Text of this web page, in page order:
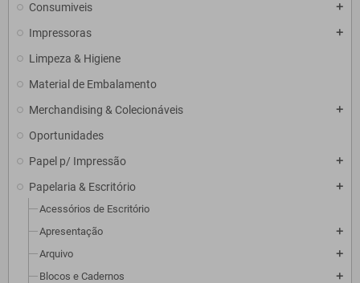
Consumiveis add
Impressoras add
Limpeza & Higiene
Material de Embalamento
Merchandising & Colecionáveis
add
Oportunidades
Papel p/ Impressão
add
Papelaria & Escritório add
Acessórios de Escritório
Apresentação
add
Arquivo add
Blocos e Cadernos add